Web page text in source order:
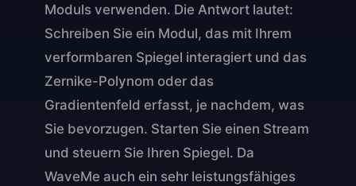
Moduls verwenden. Die Antwort lautet:
Schreiben Sie ein Modul, das mit Ihrem
verformbaren Spiegel interagiert und das
Zernike-Polynom oder das
Gradientenfeld erfasst, je nachdem, was
Sie bevorzugen. Starten Sie einen Stream
und steuern Sie Ihren Spiegel. Da
WaveMe auch ein sehr leistungsfähiges